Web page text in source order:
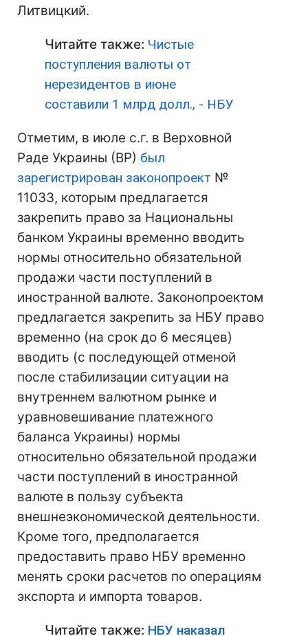
Литвицкий.
Читайте также: Чистые
поступления валюты от
нерезидентов в июне
составили 1 млрд долл., - НБУ
Отметим, в июле с.г. в Верховной
Раде Украины (ВР) был
зарегистрирован законопроект №
11033, которым предлагается
закрепить право за Национальны
банком Украины временно вводить
нормы относительно обязательной
продажи части поступлений в
иностранной валюте. Законопроектом
предлагается закрепить за НБУ право
временно (на срок до 6 месяцев)
вводить (с последующей отменой
после стабилизации ситуации на
внутреннем валютном рынке и
уравновешивание платежного
баланса Украины) нормы
относительно обязательной продажи
части поступлений в иностранной
валюте в пользу субъекта
внешнеэкономической деятельности.
Кроме того, предполагается
предоставить право НБУ временно
менять сроки расчетов по операциям
экспорта и импорта товаров.
Читайте также: НБУ наказал